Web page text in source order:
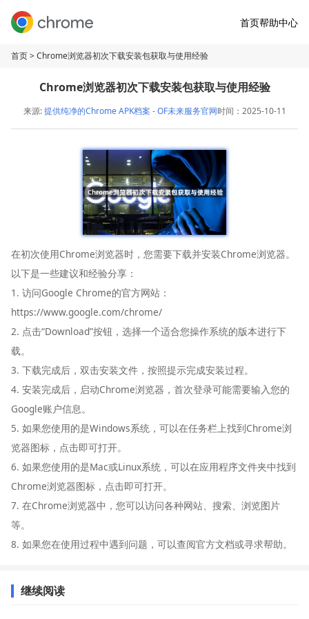
首页帮助中心
首页> Chrome浏览器初次下载安装包获取与使用经验
Chrome浏览器初次下载安装包获取与使用经验
来源:提供纯净的Chrome APK档案 - OF未来服务官网时间：2025-10-11
在初次使用Chrome浏览器时，您需要下载并安装Chrome浏览器。
以下是一些建议和经验分享：
1. 访问Google Chrome的官方网站：
https://www.google.com/chrome/
2. 点击“Download”按钮，选择一个适合您操作系统的版本进行下
载。
3. 下载完成后，双击安装文件，按照提示完成安装过程。
4. 安装完成后，启动Chrome浏览器，首次登录可能需要输入您的
Google账户信息。
5. 如果您使用的是Windows系统，可以在任务栏上找到Chrome浏
览器图标，点击即可打开。
6. 如果您使用的是Mac或Linux系统，可以在应用程序文件夹中找到
Chrome浏览器图标，点击即可打开。
7. 在Chrome浏览器中，您可以访问各种网站、搜索、浏览图片
等。
8. 如果您在使用过程中遇到问题，可以查阅官方文档或寻求帮助。
继续阅读